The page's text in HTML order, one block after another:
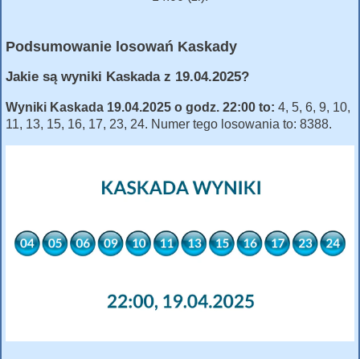
Podsumowanie losowań Kaskady
Jakie są wyniki Kaskada z 19.04.2025?
Wyniki Kaskada 19.04.2025 o godz. 22:00 to: 4, 5, 6, 9, 10,
11, 13, 15, 16, 17, 23, 24. Numer tego losowania to: 8388.